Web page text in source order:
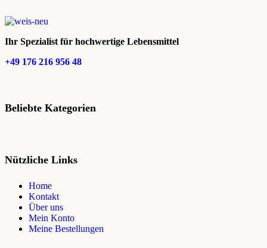
Ihr Spezialist für hochwertige Lebensmittel
+49 176 216 956 48
Beliebte Kategorien
Nützliche Links
Home
Kontakt
Über uns
Mein Konto
Meine Bestellungen